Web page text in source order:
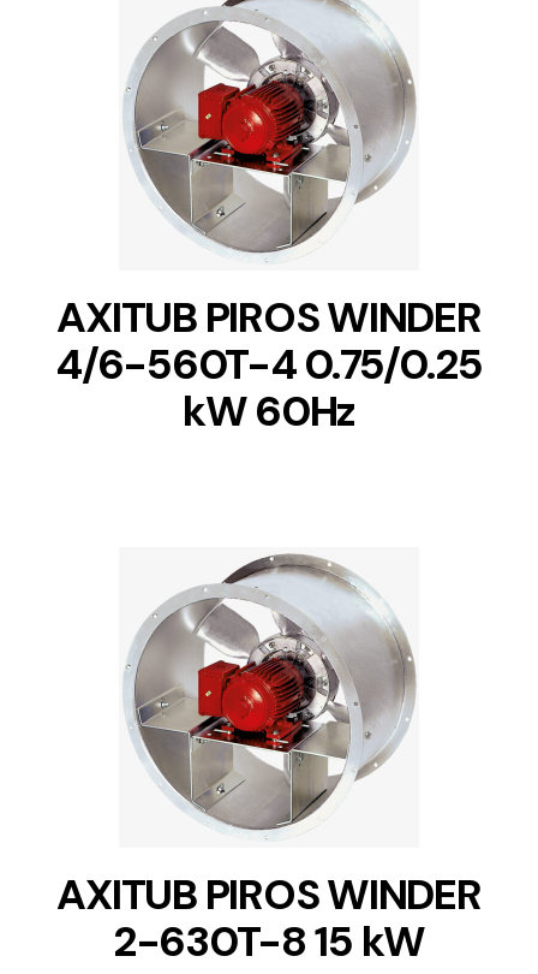
DETAILS
AXITUB PIROS WINDER
4/6-560T-4 0.75/0.25
kW 60Hz
DETAILS
AXITUB PIROS WINDER
2-630T-8 15 kW